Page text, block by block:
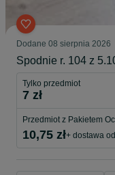
Dodane 08 sierpnia 2026
Spodnie r. 104 z
Tylko przedmiot
7 zł
Przedmiot z Pakietem
10,75 zł+ dostawa